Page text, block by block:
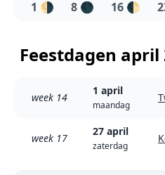
1 🌗 8 🌑 16 🌓
Feestdagen april
week 14
1 april
maandag
week 17
27 april
zaterdag